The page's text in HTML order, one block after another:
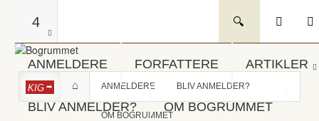
4
ANMELDERE FORFATTERE ARTIKLER
BLIV ANMELDER? OM BOGRUMMET
KIG ANMELDERE BLIV ANMELDER?
OM BOGRUMMET